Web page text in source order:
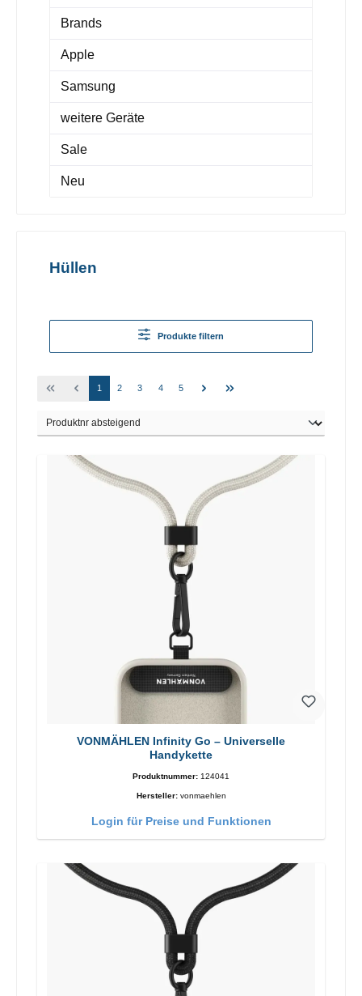
Brands
Apple
Samsung
weitere Geräte
Sale
Neu
Hüllen
Produkte filtern
1 2 3 4 5
VONMÄHLEN Infinity Go – Universelle
Handykette
Produktnummer: 124041
Hersteller: vonmaehlen
Login für Preise und Funktionen